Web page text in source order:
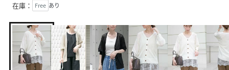
在庫： Free あり